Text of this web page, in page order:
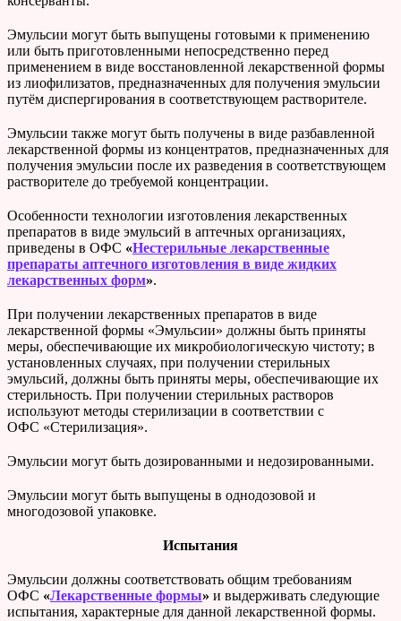
Эмульсии могут быть выпущены готовыми к применению
или быть приготовленными непосредственно перед
применением в виде восстановленной лекарственной формы
из лиофилизатов, предназначенных для получения эмульсии
путём диспергирования в соответствующем растворителе.
Эмульсии также могут быть получены в виде разбавленной
лекарственной формы из концентратов, предназначенных для
получения эмульсии после их разведения в соответствующем
растворителе до требуемой концентрации.
Особенности технологии изготовления лекарственных
препаратов в виде эмульсий в аптечных организациях,
приведены в ОФС «Нестерильные лекарственные
препараты аптечного изготовления в виде жидких
лекарственных форм».
При получении лекарственных препаратов в виде
лекарственной формы «Эмульсии» должны быть приняты
меры, обеспечивающие их микробиологическую чистоту; в
установленных случаях, при получении стерильных
эмульсий, должны быть приняты меры, обеспечивающие их
стерильность. При получении стерильных растворов
используют методы стерилизации в соответствии с
ОФС «Стерилизация».
Эмульсии могут быть дозированными и недозированными.
Эмульсии могут быть выпущены в однодозовой и
многодозовой упаковке.
Испытания
Эмульсии должны соответствовать общим требованиям
ОФС «Лекарственные формы» и выдерживать следующие
испытания, характерные для данной лекарственной формы.